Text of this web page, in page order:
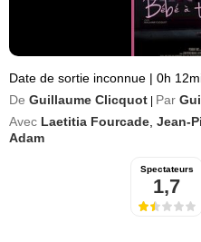
Date de sortie inconnue | 0h
De Guillaume Clicquot Par
Avec Laetitia Fourcade Jean-
Adam
Spectateurs
1,7